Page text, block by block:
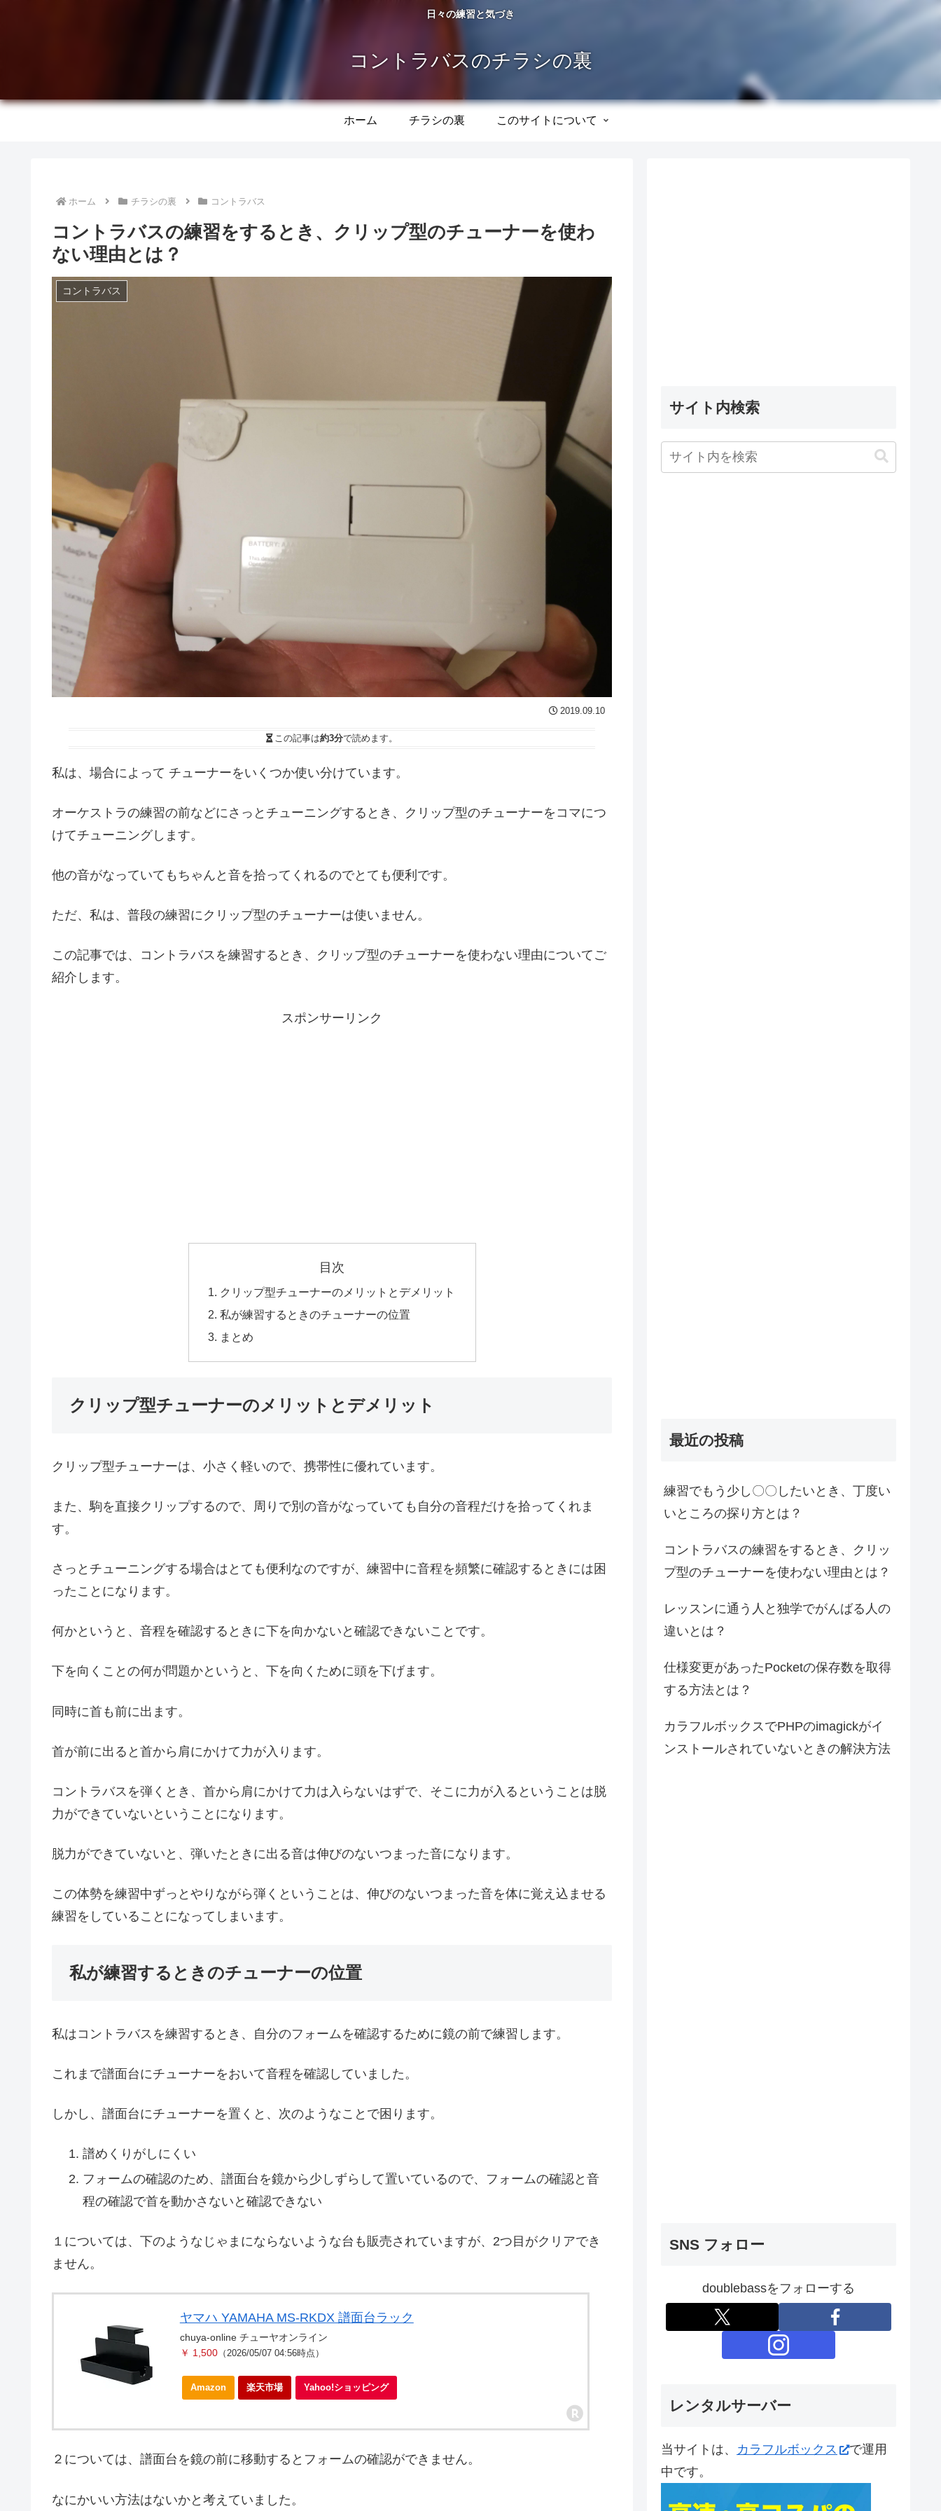
日々の練習と気づき
コントラバスのチラシの裏
ホーム チラシの裏 このサイトについて
ホーム チラシの裏 コントラバス
コントラバスの練習をするとき、クリップ型のチューナーを使わ
ない理由とは？
コントラバス
2019.09.10
この記事は約3分で読めます。
私は、場合によって チューナーをいくつか使い分けています。
オーケストラの練習の前などにさっとチューニングするとき、クリップ型のチューナーをコマにつ
けてチューニングします。
他の音がなっていてもちゃんと音を拾ってくれるのでとても便利です。
ただ、私は、普段の練習にクリップ型のチューナーは使いません。
この記事では、コントラバスを練習するとき、クリップ型のチューナーを使わない理由についてご
紹介します。
スポンサーリンク
目次
クリップ型チューナーのメリットとデメリット
私が練習するときのチューナーの位置
まとめ
クリップ型チューナーのメリットとデメリット
クリップ型チューナーは、小さく軽いので、携帯性に優れています。
また、駒を直接クリップするので、周りで別の音がなっていても自分の音程だけを拾ってくれま
す。
さっとチューニングする場合はとても便利なのですが、練習中に音程を頻繁に確認するときには困
ったことになります。
何かというと、音程を確認するときに下を向かないと確認できないことです。
下を向くことの何が問題かというと、下を向くために頭を下げます。
同時に首も前に出ます。
首が前に出ると首から肩にかけて力が入ります。
コントラバスを弾くとき、首から肩にかけて力は入らないはずで、そこに力が入るということは脱
力ができていないということになります。
脱力ができていないと、弾いたときに出る音は伸びのないつまった音になります。
この体勢を練習中ずっとやりながら弾くということは、伸びのないつまった音を体に覚え込ませる
練習をしていることになってしまいます。
私が練習するときのチューナーの位置
私はコントラバスを練習するとき、自分のフォームを確認するために鏡の前で練習します。
これまで譜面台にチューナーをおいて音程を確認していました。
しかし、譜面台にチューナーを置くと、次のようなことで困ります。
譜めくりがしにくい
フォームの確認のため、譜面台を鏡から少しずらして置いているので、フォームの確認と音
程の確認で首を動かさないと確認できない
１については、下のようなじゃまにならないような台も販売されていますが、2つ目がクリアでき
ません。
ヤマハ YAMAHA MS-RKDX 譜面台ラック
chuya-online チューヤオンライン
￥ 1,500（2026/05/07 04:56時点）
Amazon 楽天市場 Yahoo!ショッピング
２については、譜面台を鏡の前に移動するとフォームの確認ができません。
なにかいい方法はないかと考えていました。
サイト内検索
最近の投稿
練習でもう少し〇〇したいとき、丁度い
いところの探り方とは？
コントラバスの練習をするとき、クリッ
プ型のチューナーを使わない理由とは？
レッスンに通う人と独学でがんばる人の
違いとは？
仕様変更があったPocketの保存数を取得
する方法とは？
カラフルボックスでPHPのimagickがイ
ンストールされていないときの解決方法
SNS フォロー
doublebassをフォローする
レンタルサーバー
当サイトは、 カラフルボックス
で運用
中です。